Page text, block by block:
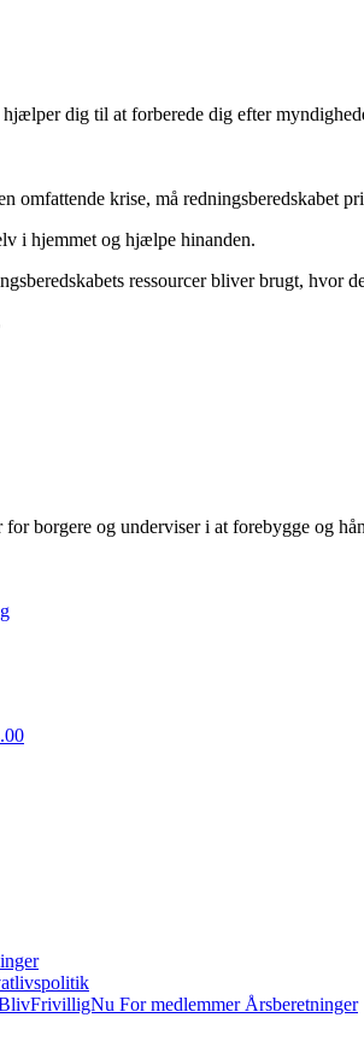
dig til at forberede dig efter
omfattende krise, må
i hjemmet og hjælpe hinanden.
ressourcer bliver brugt, hvor
borgere og underviser i at forebygge og
For medlemmer Årsberetninger